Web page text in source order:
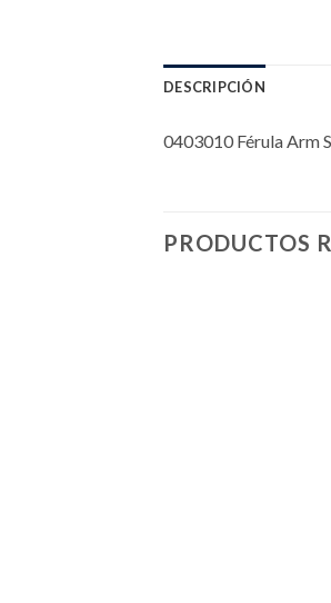
DESCRIPCIÓN
0403010 Férula Arm
PRODUCTOS